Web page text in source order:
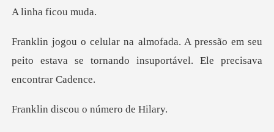
a fico
essão em seu
peito estava se tornando insu
scou o núme